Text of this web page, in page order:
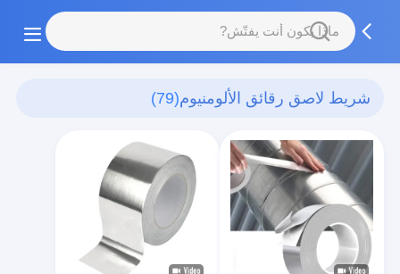
شريط لاصق رقائق الألومنيوم(79)